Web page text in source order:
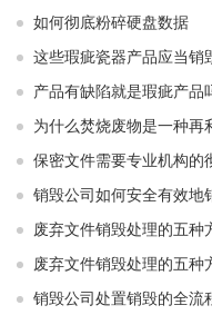
如何彻底粉碎硬盘数据
这些瑕疵瓷器产品应当销
产品有缺陷就是瑕疵产品
为什么焚烧废物是一种再
保密文件需要专业机构的
销毁公司如何安全有效地
废弃文件销毁处理的五种
废弃文件销毁处理的五种
销毁公司处置销毁的全流